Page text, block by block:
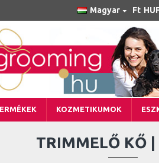
Magyar Ft
KOZMETIKUMOK
TRIMMELŐ KŐ |